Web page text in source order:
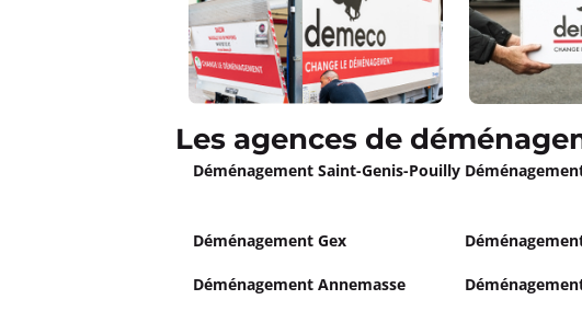
Déménagements FERLAY JANIN
4,6 32 avis
Fermé actuellement.Ouvre le 10 août à 09:00
30 avenue Alexandre Flemming 38300 Bourgoin
Plus d'informations
Déménagements Déménagements
Chassieu
Les agences de
Déménagement Saint-Genis-Pouilly
Déménagement Gex
Déménagement Annemasse